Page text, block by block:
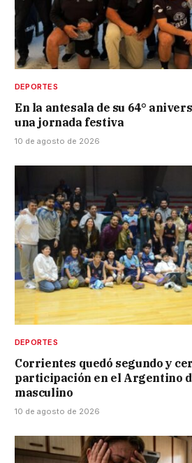
DEPORTES
En la antesala de su 64°
una jornada festiva
10 de agosto de 2026
DEPORTES
Corrientes quedó segundo y
participación en el Argentino
masculino
10 de agosto de 2026